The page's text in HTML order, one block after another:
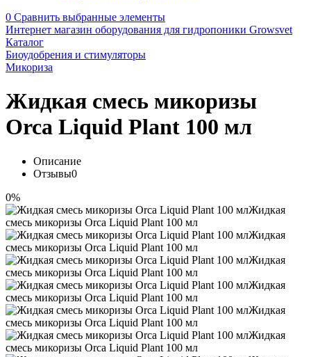
0 Сравнить выбранные элементы
Интернет магазин оборудования для гидропоники Growsvet
Каталог
Биоудобрения и стимуляторы
Микориза
Жидкая смесь микоризы
Orca Liquid Plant 100 мл
Описание
Отзывы0
0%